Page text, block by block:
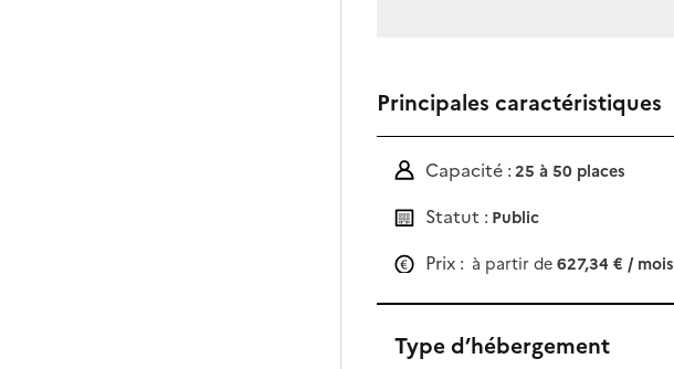
Principales caractéristiques
Capacité : 25 à 50 places
Statut : Public
Prix : à partir de 627,34 € / mois
Type d’hébergement